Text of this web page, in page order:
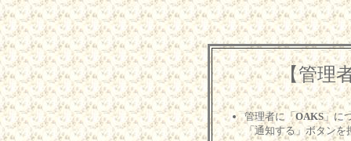
【管理
管理者に「OAKS」に
「通知する」ボタン